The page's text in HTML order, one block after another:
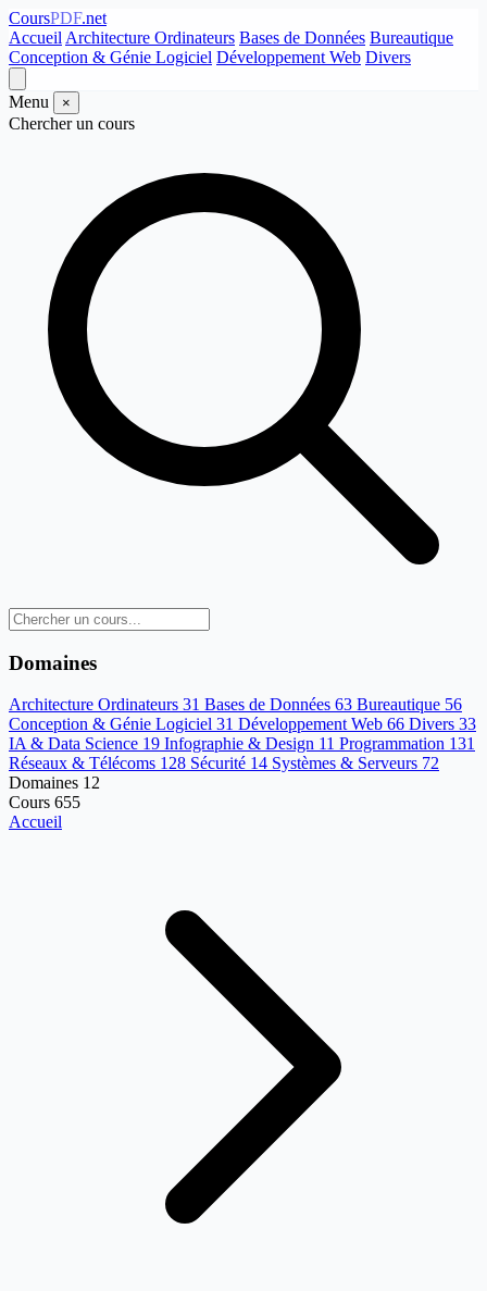
CoursPDF.net
Accueil Architecture Ordinateurs Bases de Données Bureautique
Conception & Génie Logiciel Développement Web Divers
Menu ×
Chercher un cours
Domaines
Architecture Ordinateurs 31 Bases de Données 63 Bureautique 56
Conception & Génie Logiciel 31 Développement Web 66 Divers 33
IA & Data Science 19 Infographie & Design 11 Programmation 131
Réseaux & Télécoms 128 Sécurité 14 Systèmes & Serveurs 72
Domaines 12
Cours 655
Accueil